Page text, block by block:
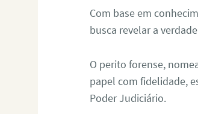
Com base em
busca revelar a
O perito forense,
papel com fidelidade,
Poder Judiciário.